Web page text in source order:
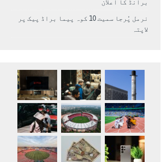
برانڈ کا اعلان
نرمل پُرجا سمیت 10 کوہ پیما براڈ پیک پر
لاپتہ